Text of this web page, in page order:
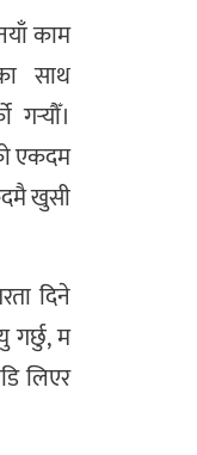
काम
साथ
एकदम
खुसी
दिने
गर्छु, म
लिएर